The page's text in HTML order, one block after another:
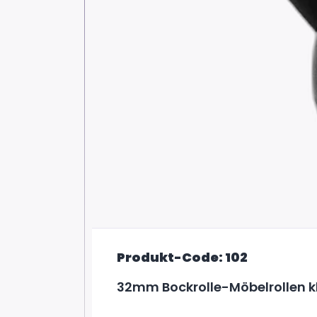
Produkt-Code: 102
32mm Bockrolle-Möbelrollen